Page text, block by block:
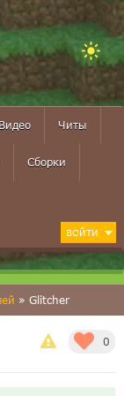
Видео Читы
Сборки
ВОЙТИ
» Glitcher
0